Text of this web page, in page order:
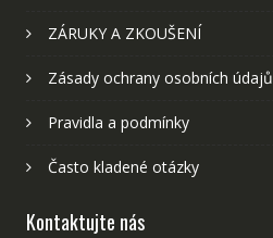
ZÁRUKY A ZKOUŠENÍ
Zásady ochrany osobních údajů
Pravidla a podmínky
Často kladené otázky
Kontaktujte nás